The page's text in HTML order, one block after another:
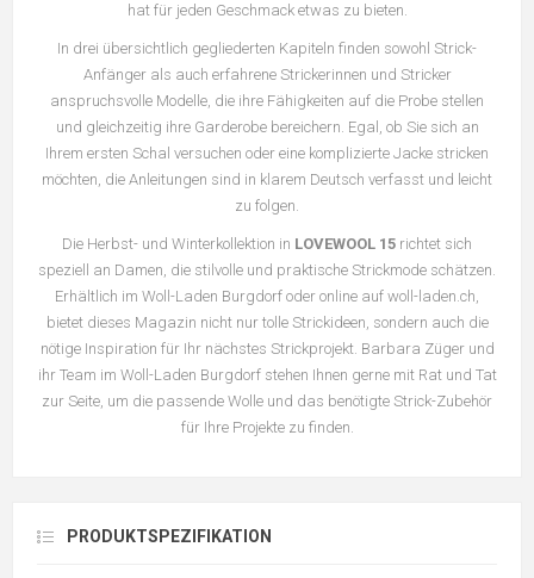
hat für jeden Geschmack etwas zu bieten.
In drei übersichtlich gegliederten Kapiteln finden sowohl Strick-
Anfänger als auch erfahrene Strickerinnen und Stricker
anspruchsvolle Modelle, die ihre Fähigkeiten auf die Probe stellen
und gleichzeitig ihre Garderobe bereichern. Egal, ob Sie sich an
Ihrem ersten Schal versuchen oder eine komplizierte Jacke stricken
möchten, die Anleitungen sind in klarem Deutsch verfasst und leicht
zu folgen.
Die Herbst- und Winterkollektion in LOVEWOOL 15 richtet sich
speziell an Damen, die stilvolle und praktische Strickmode schätzen.
Erhältlich im Woll-Laden Burgdorf oder online auf woll-laden.ch,
bietet dieses Magazin nicht nur tolle Strickideen, sondern auch die
nötige Inspiration für Ihr nächstes Strickprojekt. Barbara Züger und
ihr Team im Woll-Laden Burgdorf stehen Ihnen gerne mit Rat und Tat
zur Seite, um die passende Wolle und das benötigte Strick-Zubehör
für Ihre Projekte zu finden.
PRODUKTSPEZIFIKATION